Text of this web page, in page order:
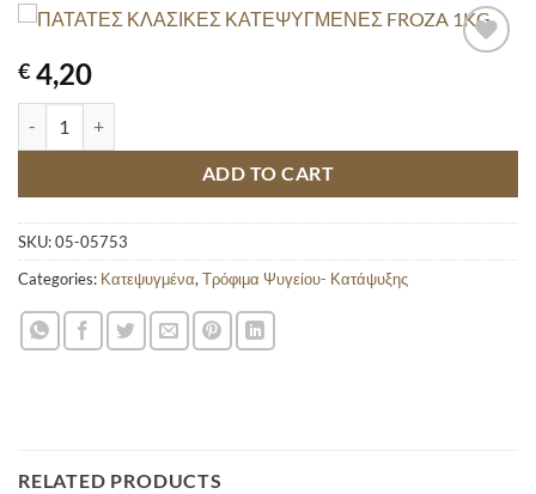
€ 4,20
ADD TO CART
SKU:05-05753
Categories: Κατεψυγμένα, Τρόφιμα Ψυγείου- Κατάψυξης
RELATED PRODUCTS